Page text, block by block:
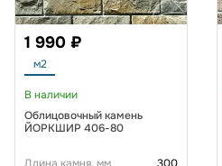
1 990 ₽
м2
В наличии
Облицовочный камень
ЙОРКШИР 406-80
Длина камня, мм
300